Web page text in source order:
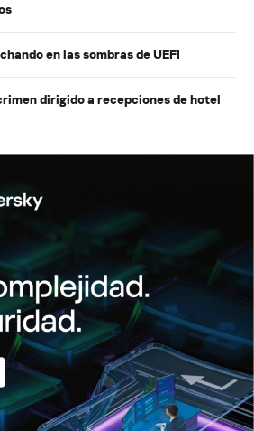
en las sombras de UEFI
dirigido a recepciones de hotel